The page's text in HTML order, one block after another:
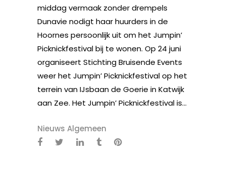
middag vermaak zonder drempels
Dunavie nodigt haar huurders in de
Hoornes persoonlijk uit om het Jumpin’
Picknickfestival bij te wonen. Op 24 juni
organiseert Stichting Bruisende Events
weer het Jumpin’ Picknickfestival op het
terrein van IJsbaan de Goerie in Katwijk
aan Zee. Het Jumpin’ Picknickfestival is...
Nieuws Algemeen